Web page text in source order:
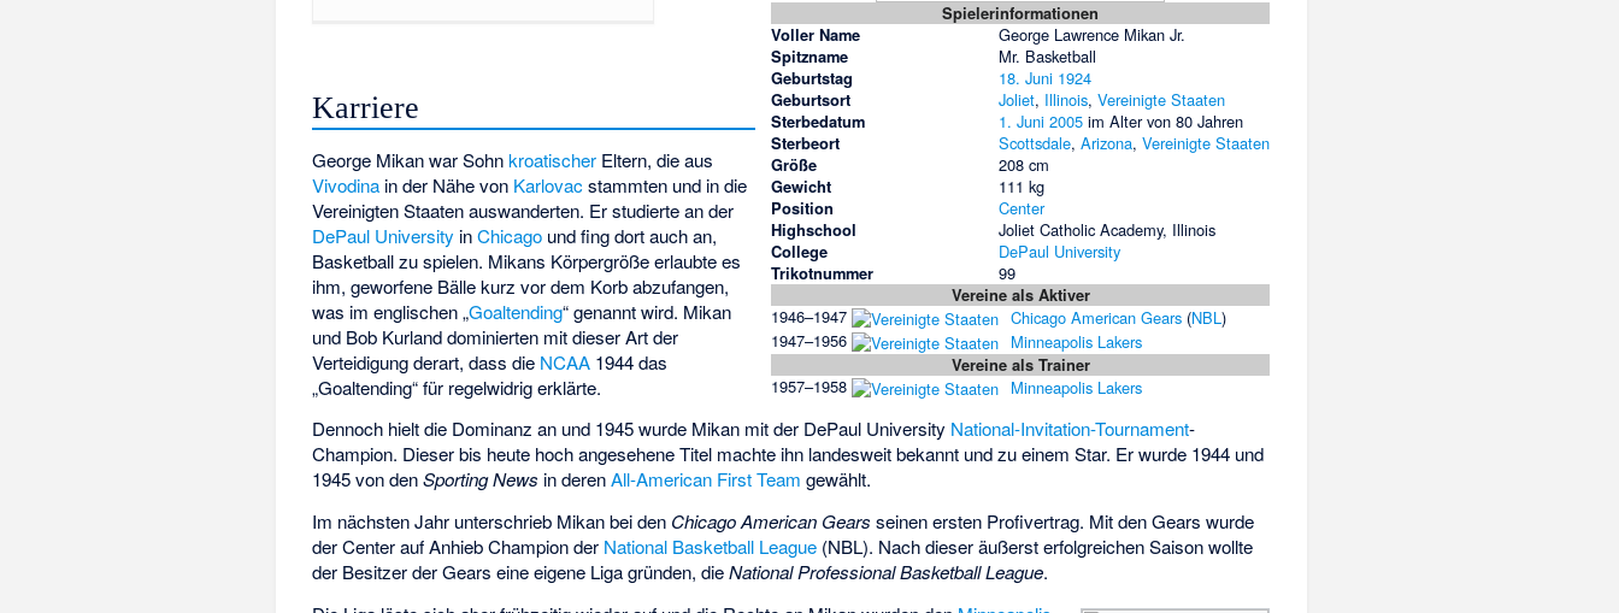
Spielerinformationen
Voller Name
George Lawrence Mikan Jr.
Spitzname
Mr. Basketball
Geburtstag
18. Juni 1924
Geburtsort
Joliet, Illinois,Vereinigte Staaten
Sterbedatum
1. Juni 2005 im Alter von 80 Jahren
Sterbeort
Scottsdale,Arizona,Vereinigte Staaten
Größe
208 cm
Gewicht
111 kg
Position
Center
Highschool
Joliet Catholic Academy, Illinois
College
DePaul University
Trikotnummer
99
Vereine als Aktiver
1946–1947
Chicago American Gears (NBL)
1947–1956
Minneapolis Lakers
Vereine als Trainer
1957–1958
Minneapolis Lakers
Karriere
George Mikan war Sohnkroatischer Eltern, die aus
Vivodina in der Nähe von Karlovacstammten und in die
Vereinigten Staaten auswanderten. Er studierte an der
DePaul University inChicago und fing dort auch an,
Basketball zu spielen. Mikans Körpergröße erlaubte es
ihm, geworfene Bälle kurz vor dem Korb abzufangen,
was im englischen „Goaltending“ genannt wird. Mikan
und Bob Kurlanddominierten mit dieser Art der
Verteidigung derart, dass die NCAA 1944 das
„Goaltending“ für regelwidrig erklärte.
Dennoch hielt die Dominanz an und 1945 wurde Mikan mit der DePaul University National-Invitation-Tournament-
Champion. Dieser bis heute hoch angesehene Titel machte ihn landesweit bekannt und zu einem Star. Er wurde 1944 und
1945 von denSporting News in derenAll-American First Team gewählt.
Im nächsten Jahr unterschrieb Mikan bei den Chicago American Gears seinen ersten Profivertrag. Mit den Gears wurde
der Center auf Anhieb Champion der National Basketball League (NBL). Nach dieser äußerst erfolgreichen Saison wollte
der Besitzer der Gears eine eigene Liga gründen, dieNational Professional Basketball League.